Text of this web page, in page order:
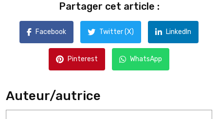
Partager cet article :
Facebook Twitter (X) LinkedIn
Pinterest WhatsApp
Auteur/autrice